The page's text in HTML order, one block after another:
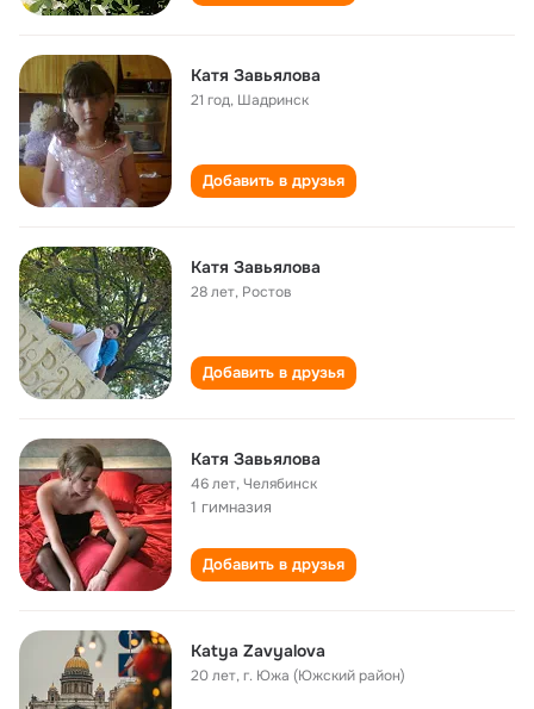
Катя Завьялова
21 год, Шадринск
Добавить в друзья
Катя Завьялова
28 лет, Ростов
Добавить в друзья
Катя Завьялова
46 лет,Челябинск
1 гимназия
Добавить в друзья
Katya Zavyalova
20 лет,г. Южа (Южский район)